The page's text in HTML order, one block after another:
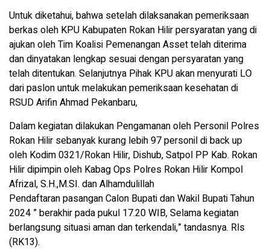
Untuk diketahui, bahwa setelah dilaksanakan pemeriksaan
berkas oleh KPU Kabupaten Rokan Hilir persyaratan yang di
ajukan oleh Tim Koalisi Pemenangan Asset telah diterima
dan dinyatakan lengkap sesuai dengan persyaratan yang
telah ditentukan. Selanjutnya Pihak KPU akan menyurati LO
dari paslon untuk melakukan pemeriksaan kesehatan di
RSUD Arifin Ahmad Pekanbaru,
Dalam kegiatan dilakukan Pengamanan oleh Personil Polres
Rokan Hilir sebanyak kurang lebih 97 personil di back up
oleh Kodim 0321/Rokan Hilir, Dishub, Satpol PP Kab. Rokan
Hilir dipimpin oleh Kabag Ops Polres Rokan Hilir Kompol
Afrizal, S.H.,M.SI. dan Alhamdulillah
Pendaftaran pasangan Calon Bupati dan Wakil Bupati Tahun
2024 ” berakhir pada pukul 17.20 WIB, Selama kegiatan
berlangsung situasi aman dan terkendali,” tandasnya. Rls
(RK13).